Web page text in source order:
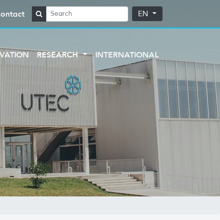
EN
RESEARCH INTERNATIONAL